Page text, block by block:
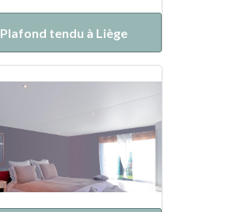
Plafond tendu à Liège